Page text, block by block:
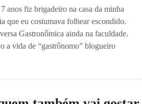
anos fiz brigadeiro na casa da minha
que eu costumava folhear escondido.
Gastronômica ainda na faculdade.
a vida de “gastrônomo” blogueiro